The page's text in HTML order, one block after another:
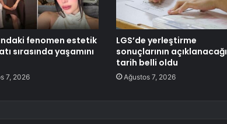
fenomen estetik
sırasında yaşamını
7, 2026
LGS’de yerleştirme
sonuçlarının açıklanacağı
tarih belli oldu
Ağustos 7, 2026